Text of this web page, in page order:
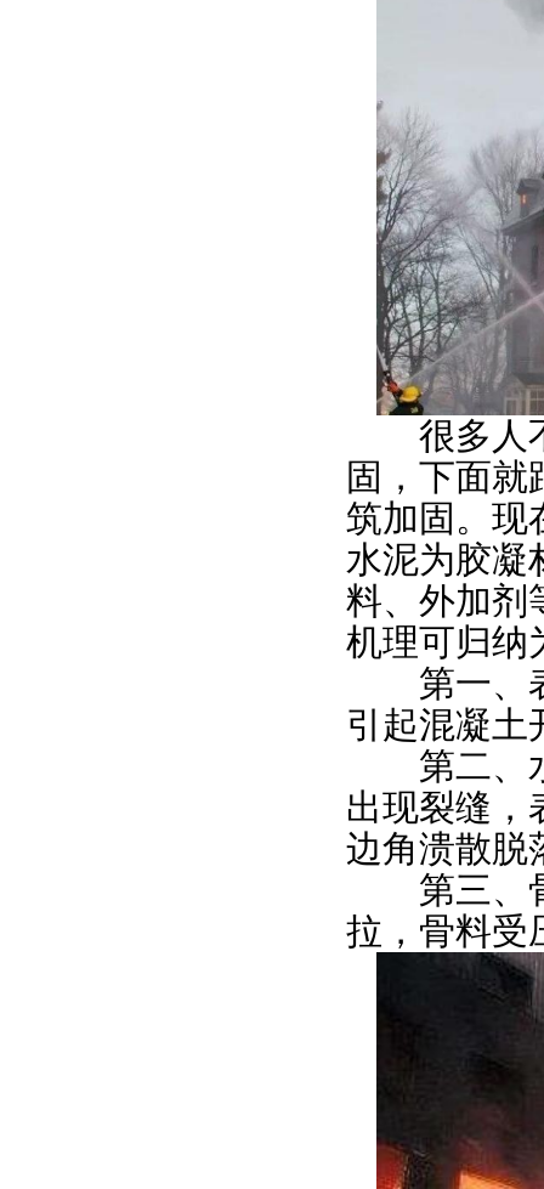
很多人不
固，下面就
筑加固。现
水泥为胶凝
料、外加剂
机理可归纳
第一、表
引起混凝土
第二、水
出现裂缝，
边角溃散脱
第三、骨
拉，骨料受